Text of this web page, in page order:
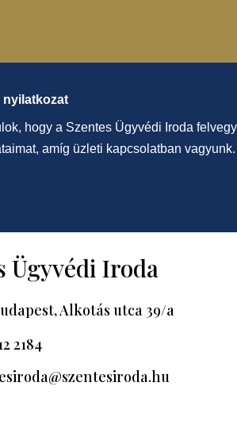
nyilatkozat
hogy a Szentes Ügyvédi Iroda
amíg üzleti kapcsolatban vagyunk.
Ügyvédi Iroda
Alkotás utca 39/a
2184